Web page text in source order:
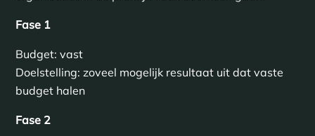
Fase 1
Budget: vast
Doelstelling: zoveel mogelijk resultaat uit dat vaste
budget halen
Fase 2